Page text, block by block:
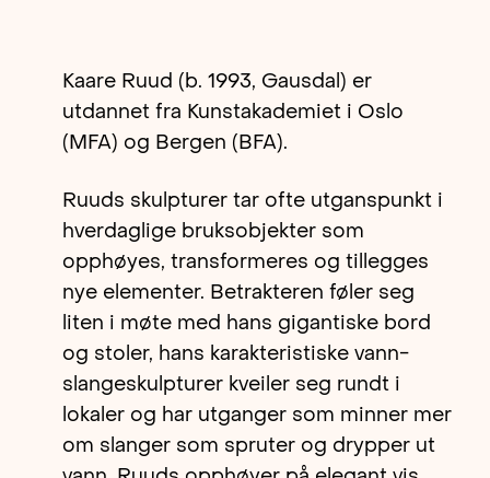
Kaare Ruud (b. 1993, Gausdal) er
utdannet fra Kunstakademiet i Oslo
(MFA) og Bergen (BFA).
Ruuds skulpturer tar ofte utganspunkt i
hverdaglige bruksobjekter som
opphøyes, transformeres og tillegges
nye elementer. Betrakteren føler seg
liten i møte med hans gigantiske bord
og stoler, hans karakteristiske vann-
slangeskulpturer kveiler seg rundt i
lokaler og har utganger som minner mer
om slanger som spruter og drypper ut